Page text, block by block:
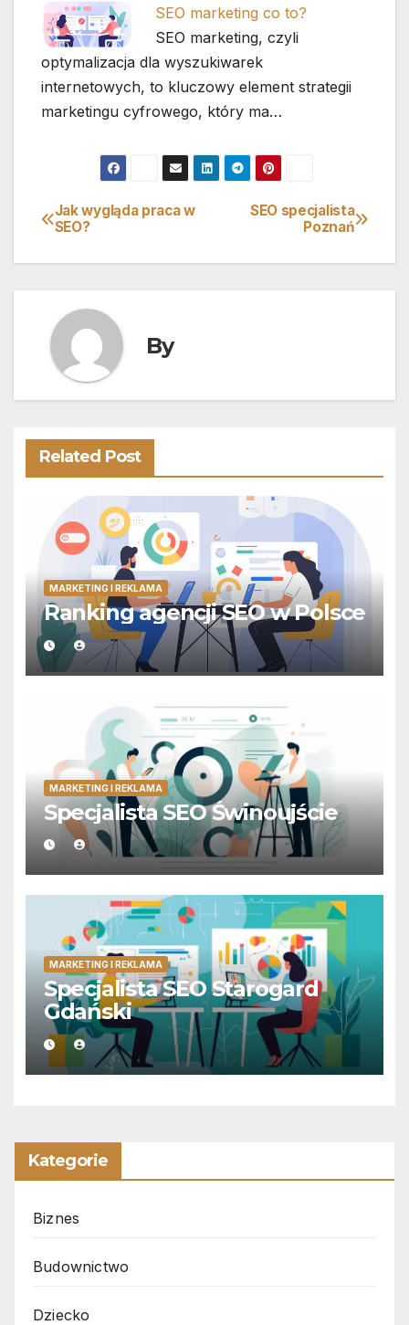
SEO marketing co to?
SEO marketing, czyli
optymalizacja dla wyszukiwarek
internetowych, to kluczowy element strategii
marketingu cyfrowego, który ma…
Nawigacja
wpisu
SEO specjalista
Poznań
Jak wygląda praca w
SEO?
By
Related Post
MARKETING I REKLAMA
Ranking agencji SEO w Polsce
MARKETING I REKLAMA
Specjalista SEO Świnoujście
MARKETING I REKLAMA
Specjalista SEO Starogard
Gdański
Kategorie
Biznes
Budownictwo
Dziecko